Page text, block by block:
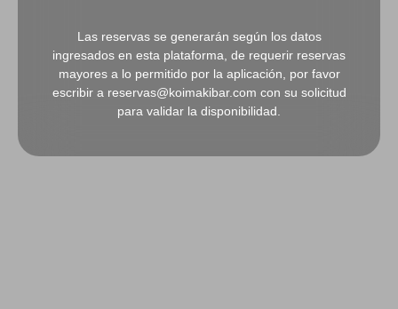
Las reservas se generarán según los datos
ingresados en esta plataforma, de requerir reservas
mayores a lo permitido por la aplicación, por favor
escribir a reservas@koimakibar.com con su solicitud
para validar la disponibilidad.